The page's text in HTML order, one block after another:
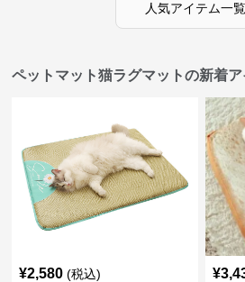
人気アイテム一
ペットマット猫ラグマットの新着ア
¥2,580 (税込) ¥